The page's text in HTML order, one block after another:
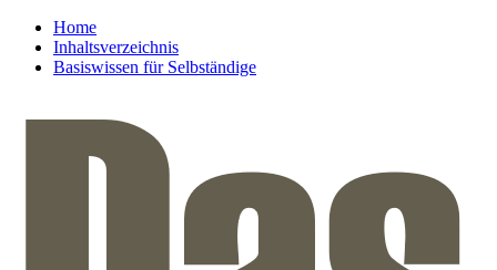
Home
Inhaltsverzeichnis
Basiswissen für Selbständige